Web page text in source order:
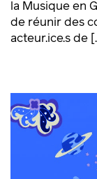
la Musique en
de réunir des
acteur.ice.s de